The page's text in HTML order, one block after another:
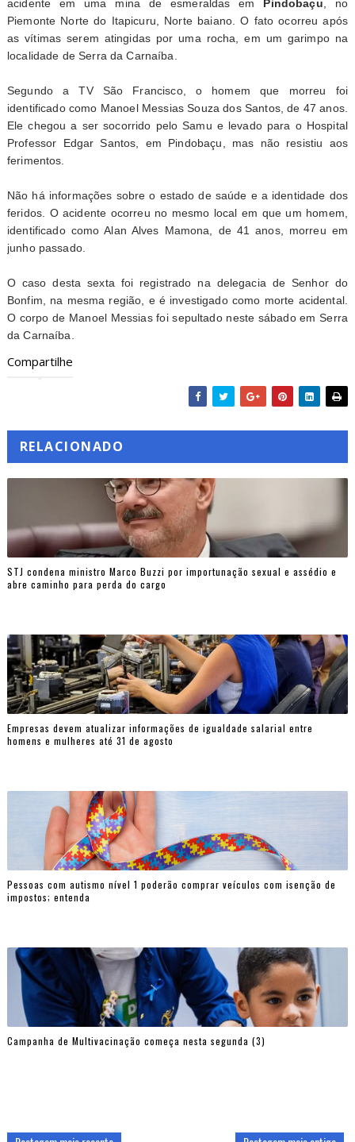
acidente em uma mina de esmeraldas em Pindobaçu , no
Piemonte Norte do Itapicuru, Norte baiano. O fato ocorreu após
as vítimas serem atingidas por uma rocha, em um garimpo na
localidade de Serra da Carnaíba.
Segundo a TV São Francisco, o homem que morreu foi
identificado como Manoel Messias Souza dos Santos, de 47 anos.
Ele chegou a ser socorrido pelo Samu e levado para o Hospital
Professor Edgar Santos, em Pindobaçu, mas não resistiu aos
ferimentos.
Não há informações sobre o estado de saúde e a identidade dos
feridos. O acidente ocorreu no mesmo local em que um homem,
identificado como Alan Alves Mamona, de 41 anos, morreu em
junho passado.
O caso desta sexta foi registrado na delegacia de Senhor do
Bonfim, na mesma região, e é investigado como morte acidental.
O corpo de Manoel Messias foi sepultado neste sábado em Serra
da Carnaíba.
Compartilhe
RELACIONADO
STJ condena ministro Marco Buzzi por importunação sexual e assédio e
abre caminho para perda do cargo
Empresas devem atualizar informações de igualdade salarial entre
homens e mulheres até 31 de agosto
Pessoas com autismo nível 1 poderão comprar veículos com isenção de
impostos; entenda
Campanha de Multivacinação começa nesta segunda (3)